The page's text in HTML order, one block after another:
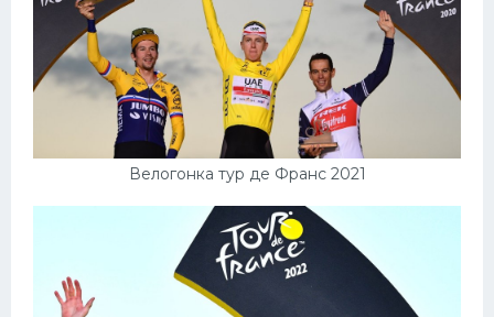
Велогонка тур де Франс 2021
Категории Фото
Еще картинки...
Баскетбол
Конькобежный спорт
Тренажеры